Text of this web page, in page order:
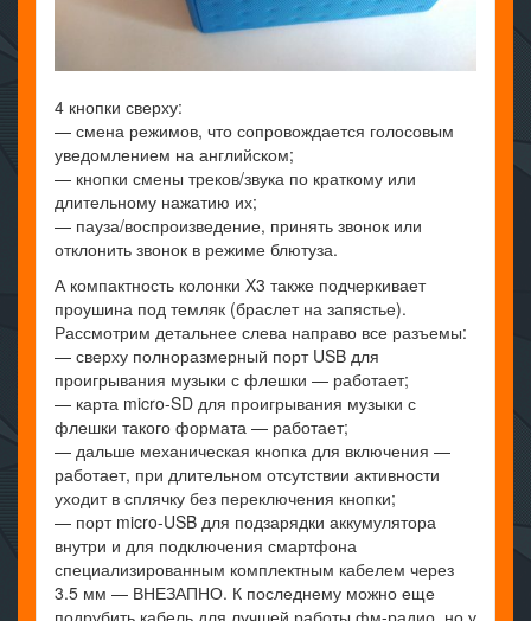
4 кнопки сверху:
— смена режимов, что сопровождается голосовым
уведомлением на английском;
— кнопки смены треков/звука по краткому или
длительному нажатию их;
— пауза/воспроизведение, принять звонок или
отклонить звонок в режиме блютуза.
А компактность колонки X3 также подчеркивает
проушина под темляк (браслет на запястье).
Рассмотрим детальнее слева направо все разъемы:
— сверху полноразмерный порт USB для
проигрывания музыки с флешки — работает;
— карта micro-SD для проигрывания музыки с
флешки такого формата — работает;
— дальше механическая кнопка для включения —
работает, при длительном отсутствии активности
уходит в сплячку без переключения кнопки;
— порт micro-USB для подзарядки аккумулятора
внутри и для подключения смартфона
специализированным комплектным кабелем через
3.5 мм — ВНЕЗАПНО. К последнему можно еще
подрубить кабель для лучшей работы фм-радио, но у